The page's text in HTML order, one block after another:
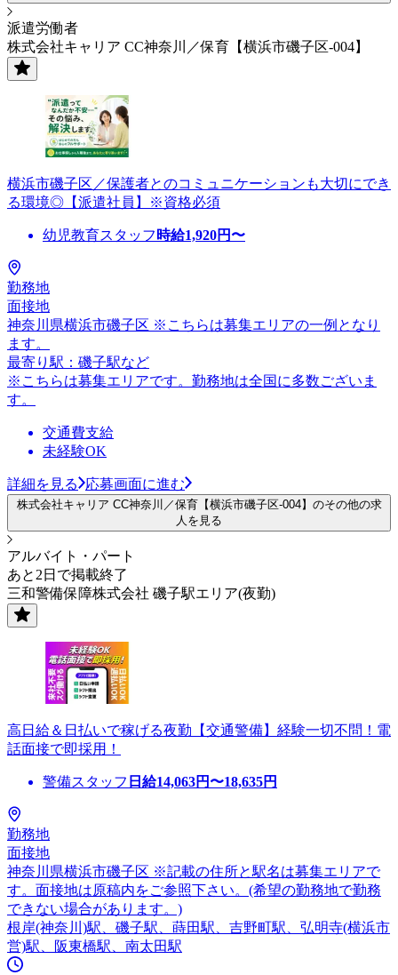
派遣労働者
株式会社キャリア CC神奈川／保育【横浜市磯子区-004】
横浜市磯子区／保護者とのコミュニケーションも大切にでき
る環境◎【派遣社員】※資格必須
幼児教育スタッフ 時給1,920円〜
勤務地
面接地
神奈川県横浜市磯子区 ※こちらは募集エリアの一例となり
ます。
最寄り駅：磯子駅など
※こちらは募集エリアです。勤務地は全国に多数ございま
す。
交通費支給
未経験OK
詳細を見る 応募画面に進む
株式会社キャリア CC神奈川／保育【横浜市磯子区-004】のその他の求
人を見る
アルバイト・パート
あと2日で掲載終了
三和警備保障株式会社 磯子駅エリア(夜勤)
高日給＆日払いで稼げる夜勤【交通警備】経験一切不問！電
話面接で即採用！
警備スタッフ 日給14,063円〜18,635円
勤務地
面接地
神奈川県横浜市磯子区 ※記載の住所と駅名は募集エリアで
す。面接地は原稿内をご参照下さい。(希望の勤務地で勤務
できない場合があります。)
根岸(神奈川)駅、磯子駅、蒔田駅、吉野町駅、弘明寺(横浜市
営)駅、阪東橋駅、南太田駅